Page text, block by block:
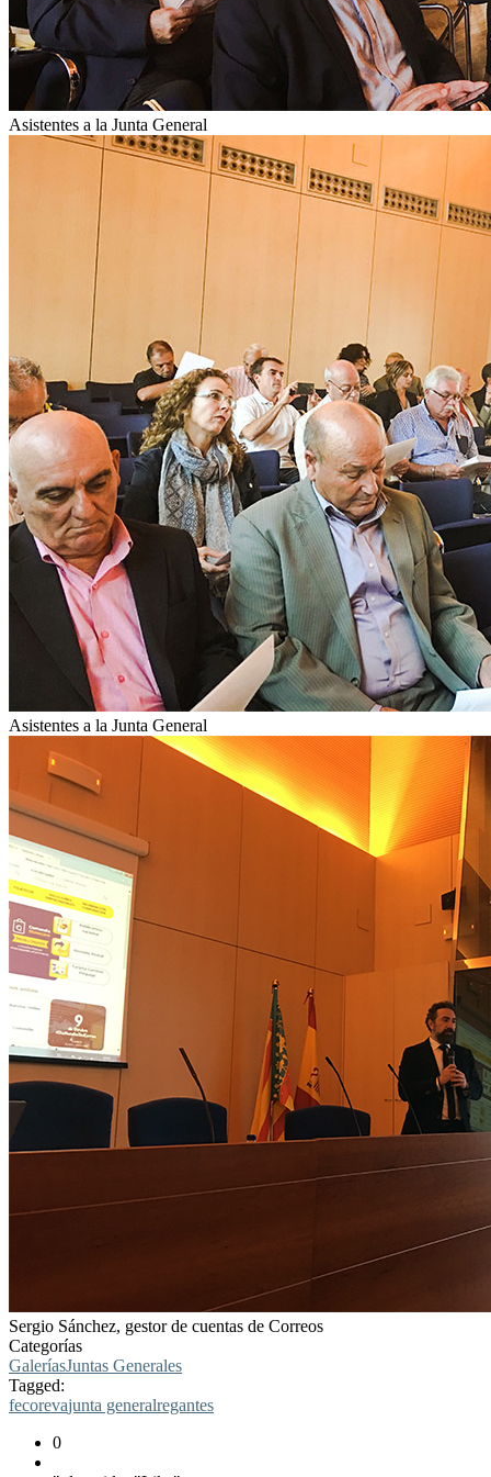
Asistentes a la Junta General
Asistentes a la Junta General
Sergio Sánchez, gestor de cuentas de Correos
Categorías
GaleríasJuntas Generales
Tagged:
fecorevajunta generalregantes
0